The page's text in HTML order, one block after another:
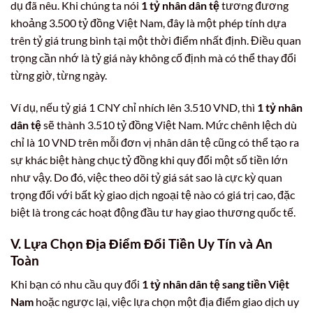
dụ đã nêu. Khi chúng ta nói 1 tỷ nhân dân tệtương đương
khoảng 3.500 tỷ đồng Việt Nam, đây là một phép tính dựa
trên tỷ giá trung bình tại một thời điểm nhất định. Điều quan
trọng cần nhớ là tỷ giá này không cố định mà có thể thay đổi
từng giờ, từng ngày.
Ví dụ, nếu tỷ giá 1 CNY chỉ nhích lên 3.510 VND, thì 1 tỷ nhân
dân tệsẽ thành 3.510 tỷ đồng Việt Nam. Mức chênh lệch dù
chỉ là 10 VND trên mỗi đơn vị nhân dân tệ cũng có thể tạo ra
sự khác biệt hàng chục tỷ đồng khi quy đổi một số tiền lớn
như vậy. Do đó, việc theo dõi tỷ giá sát sao là cực kỳ quan
trọng đối với bất kỳ giao dịch ngoại tệ nào có giá trị cao, đặc
biệt là trong các hoạt động đầu tư hay giao thương quốc tế.
V. Lựa Chọn Địa Điểm Đổi Tiền Uy Tín và An
Toàn
Khi bạn có nhu cầu quy đổi 1 tỷ nhân dân tệ sang tiền Việt
Nam hoặc ngược lại, việc lựa chọn một địa điểm giao dịch uy